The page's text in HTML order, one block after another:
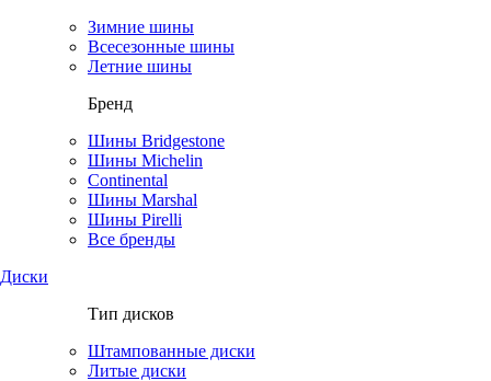
Зимние шины
Всесезонные шины
Летние шины
Бренд
Шины Bridgestone
Шины Michelin
Continental
Шины Marshal
Шины Pirelli
Все бренды
Диски
Тип дисков
Штампованные диски
Литые диски